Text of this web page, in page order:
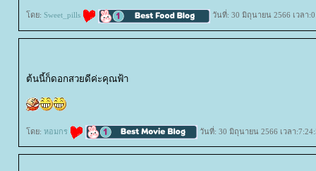
ดย: Sweet_pills วันที่: 30 มิถุนายน 2566 เวลา
ต้นนี้ก็ดอกสวยดีค่ะคุณฟ้า
ดย: หอมกร วันที่: 30 มิถุนายน 2566 เวลา